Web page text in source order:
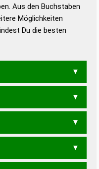
deutsche Grammatik
Aus den Buchstaben
Möglichkeiten
Du die besten
STRING TARGIS
GRINS GRITS NAGST